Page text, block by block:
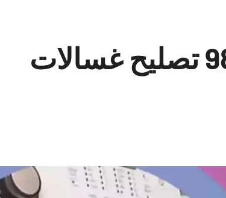
فني غسالات هدية 98025055 تصليح غسالات